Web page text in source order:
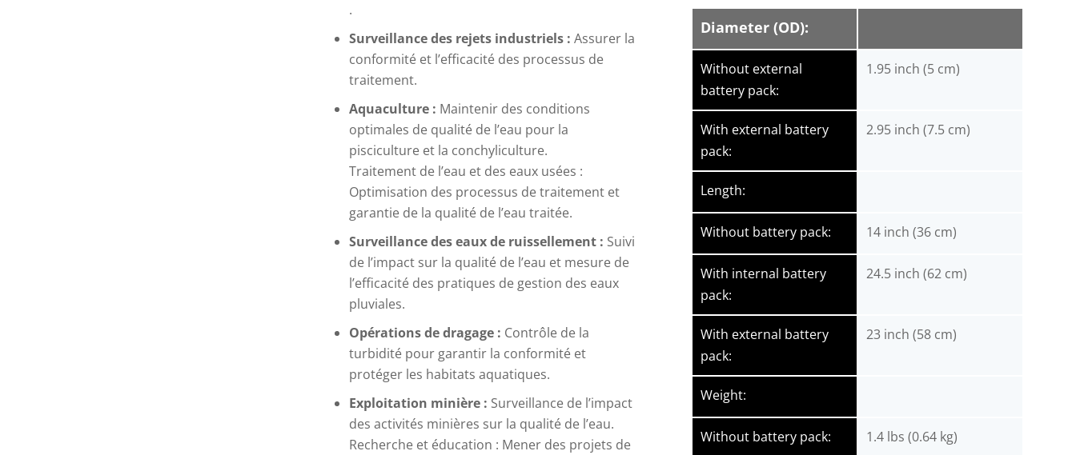
.
Surveillance des rejets industriels : Assurer la
conformité et l’efficacité des processus de
traitement.
Aquaculture : Maintenir des conditions
optimales de qualité de l’eau pour la
pisciculture et la conchyliculture.
Traitement de l’eau et des eaux usées :
Optimisation des processus de traitement et
garantie de la qualité de l’eau traitée.
Surveillance des eaux de ruissellement : Suivi
de l’impact sur la qualité de l’eau et mesure de
l’efficacité des pratiques de gestion des eaux
pluviales.
Opérations de dragage : Contrôle de la
turbidité pour garantir la conformité et
protéger les habitats aquatiques.
Exploitation minière : Surveillance de l’impact
des activités minières sur la qualité de l’eau.
Recherche et éducation : Mener des projets de
Diameter (OD):
Without external
battery pack:
1.95 inch (5 cm)
With external battery
pack:
2.95 inch (7.5 cm)
Length:
Without battery pack: 14 inch (36 cm)
With internal battery
pack:
24.5 inch (62 cm)
With external battery
pack:
23 inch (58 cm)
Weight:
Without battery pack: 1.4 lbs (0.64 kg)